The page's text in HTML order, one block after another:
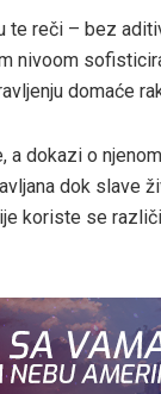
te reči – bez
nivoom
domaće
a dokazi o
dok slave
koriste se